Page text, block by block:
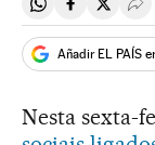
Compartir en
Compartir
Añadir EL PAÍS
Nesta sexta-